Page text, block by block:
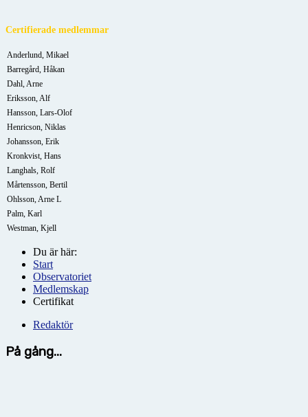
Certifierade medlemmar
Anderlund, Mikael
Barregård, Håkan
Dahl, Arne
Eriksson, Alf
Hansson, Lars-Olof
Henricson, Niklas
Johansson, Erik
Kronkvist, Hans
Langhals, Rolf
Mårtensson, Bertil
Ohlsson, Arne L
Palm, Karl
Westman, Kjell
Du är här:
Start
Observatoriet
Medlemskap
Certifikat
Redaktör
På gång...